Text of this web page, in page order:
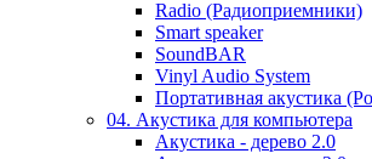
Radio (Радиоприемники)
Smart speaker
SoundBAR
Vinyl Audio System
Портативная акустика
04. Акустика для компьютера
Акустика - дерево 2.0